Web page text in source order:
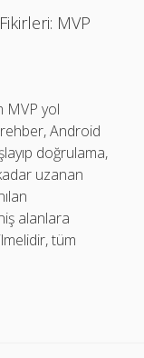
MVP
MVP yol
Android
doğrulama,
uzanan
alanlara
tüm